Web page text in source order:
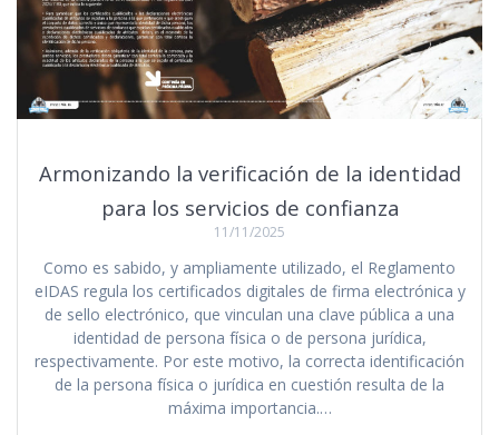
Armonizando la verificación de la identidad
para los servicios de confianza
11/11/2025
Como es sabido, y ampliamente utilizado, el Reglamento
eIDAS regula los certificados digitales de firma electrónica y
de sello electrónico, que vinculan una clave pública a una
identidad de persona física o de persona jurídica,
respectivamente. Por este motivo, la correcta identificación
de la persona física o jurídica en cuestión resulta de la
máxima importancia.…